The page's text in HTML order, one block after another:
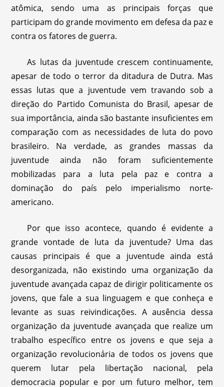
atômica, sendo uma as principais forças que
participam do grande movimento em defesa da paz e
contra os fatores de guerra.
As lutas da juventude crescem continuamente,
apesar de todo o terror da ditadura de Dutra. Mas
essas lutas que a juventude vem travando sob a
direção do Partido Comunista do Brasil, apesar de
sua importância, ainda são bastante insuficientes em
comparação com as necessidades de luta do povo
brasileiro. Na verdade, as grandes massas da
juventude ainda não foram suficientemente
mobilizadas para a luta pela paz e contra a
dominação do país pelo imperialismo norte-
americano.
Por que isso acontece, quando é evidente a
grande vontade de luta da juventude? Uma das
causas principais é que a juventude ainda está
desorganizada, não existindo uma organização da
juventude avançada capaz de dirigir politicamente os
jovens, que fale a sua linguagem e que conheça e
levante as suas reivindicações. A ausência dessa
organização da juventude avançada que realize um
trabalho específico entre os jovens e que seja a
organização revolucionária de todos os jovens que
querem lutar pela libertação nacional, pela
democracia popular e por um futuro melhor, tem